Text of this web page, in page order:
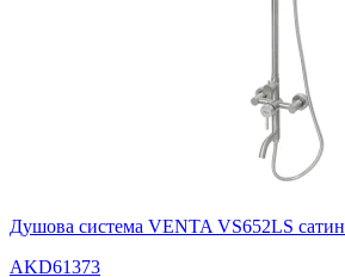
Душова система VENTA VS652LS сатин
AKD61373